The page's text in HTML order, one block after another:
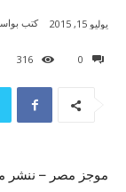
0
316
يوليو 15, 2015 كتب
موجز مصر – ننشر